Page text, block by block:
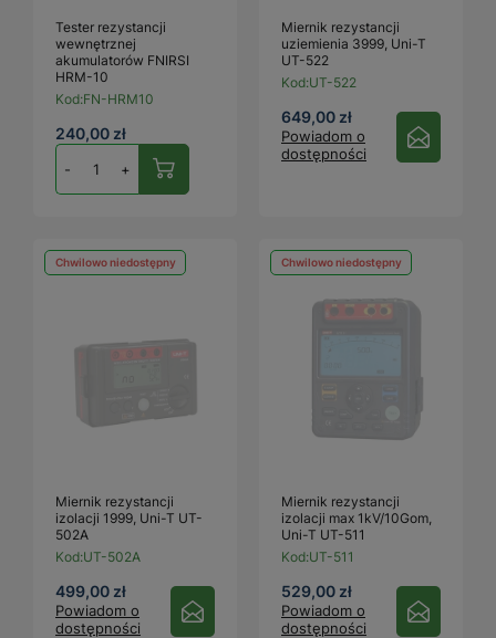
Tester rezystancji
wewnętrznej
akumulatorów FNIRSI
HRM-10
Kod:FN-HRM10
240,00 zł
- +
Miernik rezystancji
uziemienia 3999, Uni-T
UT-522
Kod:UT-522
649,00 zł
Powiadom o
dostępności
Chwilowo niedostępny
Miernik rezystancji
izolacji 1999, Uni-T UT-
502A
Kod:UT-502A
499,00 zł
Powiadom o
dostępności
Chwilowo niedostępny
Miernik rezystancji
izolacji max 1kV/10Gom,
Uni-T UT-511
Kod:UT-511
529,00 zł
Powiadom o
dostępności